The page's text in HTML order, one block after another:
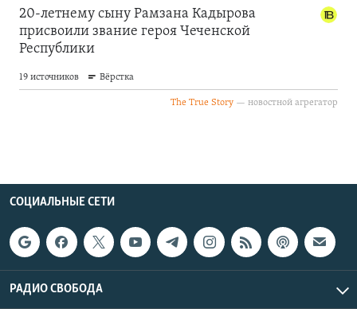
СОЦИАЛЬНЫЕ СЕТИ
РАДИО СВОБОДА